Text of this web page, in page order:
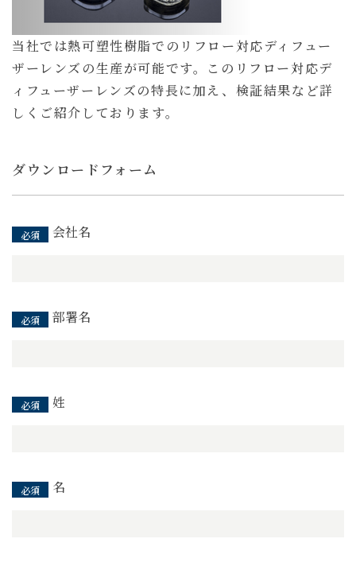
当社では熱可塑性樹脂でのリフロー対応ディフュー
ザーレンズの生産が可能です。このリフロー対応デ
ィフューザーレンズの特長に加え、検証結果など詳
しくご紹介しております。
ダウンロードフォーム
会社名
部署名
姓
名